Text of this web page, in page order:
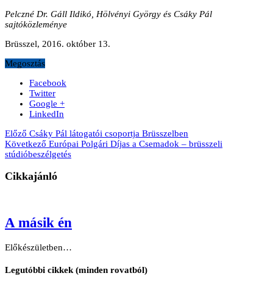
Pelczné Dr. Gáll Ildikó, Hölvényi György és Csáky Pál
sajtóközleménye
Brüsszel, 2016. október 13.
Megosztás
Facebook
Twitter
Google +
LinkedIn
Előző Csáky Pál látogatói csoportja Brüsszelben
Következő Európai Polgári Díjas a Csemadok – brüsszeli
stúdióbeszélgetés
Cikkajánló
A másik én
Előkészületben…
Legutóbbi cikkek (minden rovatból)